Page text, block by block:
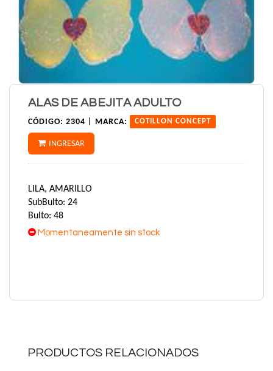
ALAS DE ABEJITA ADULTO
CÓDIGO: 2304 | MARCA: COTILLON CONCEPT
INGRESAR
LILA, AMARILLO
SubBulto: 24
Bulto: 48
Momentaneamente sin stock
PRODUCTOS RELACIONADOS